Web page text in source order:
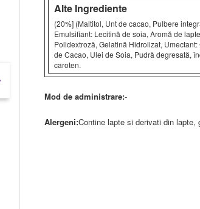
FLEX
RON 204.12 RON 290.52
Alte Ingrediente
(20%] (Maltitol, Unt de cacao, Pulbere
Emulsifiant: Lecitină de soia, Aromă de
Polidextroză, Gelatină Hidrolizat,
de Cacao, Ulei de Soia, Pudră degresată,
caroten.
Mod de administrare:-
Alergeni:Contine lapte si derivati din lapte,